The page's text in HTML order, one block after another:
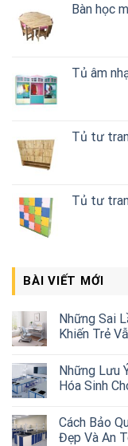
Bàn học
Tủ âm
Tủ tư
Tủ tư
BÀI VIẾT MỚI
Những Sai
Khiến Trẻ
Những Lưu
Hóa Sinh
Cách Bảo
Đẹp Và An